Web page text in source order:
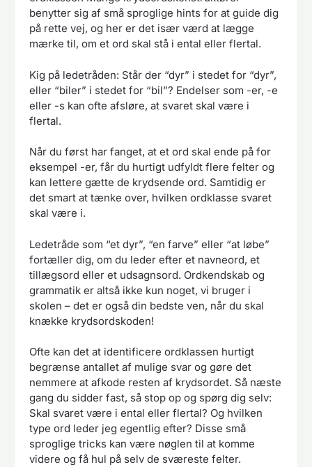
benytter sig af små sproglige hints for at guide dig
på rette vej, og her er det især værd at lægge
mærke til, om et ord skal stå i ental eller flertal.
Kig på ledetråden: Står der “dyr” i stedet for “dyr”,
eller “biler” i stedet for “bil”? Endelser som -er, -e
eller -s kan ofte afsløre, at svaret skal være i
flertal.
Når du først har fanget, at et ord skal ende på for
eksempel -er, får du hurtigt udfyldt flere felter og
kan lettere gætte de krydsende ord. Samtidig er
det smart at tænke over, hvilken ordklasse svaret
skal være i.
Ledetråde som “et dyr”, “en farve” eller “at løbe”
fortæller dig, om du leder efter et navneord, et
tillægsord eller et udsagnsord. Ordkendskab og
grammatik er altså ikke kun noget, vi bruger i
skolen – det er også din bedste ven, når du skal
knække krydsordskoden!
Ofte kan det at identificere ordklassen hurtigt
begrænse antallet af mulige svar og gøre det
nemmere at afkode resten af krydsordet. Så næste
gang du sidder fast, så stop op og spørg dig selv:
Skal svaret være i ental eller flertal? Og hvilken
type ord leder jeg egentlig efter? Disse små
sproglige tricks kan være nøglen til at komme
videre og få hul på selv de sværeste felter.